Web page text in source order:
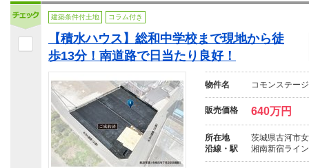
建築条件付土地 コラム付き
【積水ハウス】総和中学校まで現地から徒
歩13分！南道路で日当たり良好！
物件名 コモンステー
販売価格 640万円
所在地
茨城県古河市
沿線・駅
湘南新宿ライ